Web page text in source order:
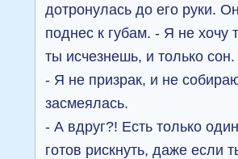
дотронулась до его руки.
поднес к губам. - Я не хочу
ты исчезнешь, и только
- Я не призрак, и не
засмеялась.
- А вдруг?! Есть только
готов рискнуть, даже если